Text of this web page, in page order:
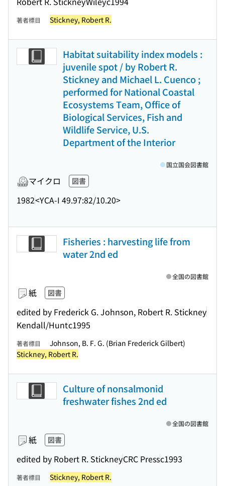
著者標目 Stickney, Robert R.
Habitat suitability index models :
juvenile spot / by Robert R.
Stickney and Michael L. Cuenco ;
performed for National Coastal
Ecosystems Team, Office of
Biological Services, Fish and
Wildlife Service, U.S.
Department of the Interior
マイクロ 図書
1982<YCA-I 49.97:82/10.20>
国立国会図書館
Fisheries : harvesting life from
water 2nd ed
紙 図書
edited by Frederick G. Johnson, Robert R. Stickney
Kendall/Huntc1995
全国の図書館
著者標目
Johnson, B. F. G. (Brian Frederick Gilbert)
Stickney, Robert R.
Culture of nonsalmonid
freshwater fishes 2nd ed
紙 図書
edited by Robert R. StickneyCRC Pressc1993
全国の図書館
著者標目 Stickney, Robert R.